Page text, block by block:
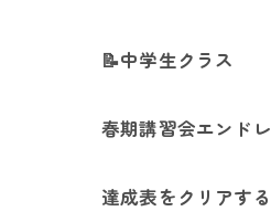
📝中学生クラス
春期講習会エンド
達成表をクリアす